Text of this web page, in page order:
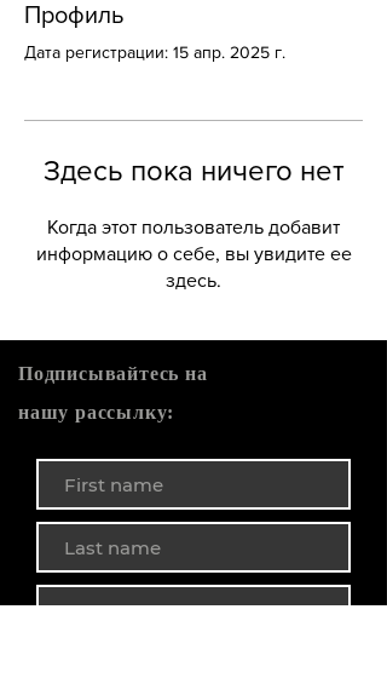
Профиль
Дата регистрации: 15 апр. 2025 г.
Здесь пока ничего нет
Когда этот пользователь добавит
информацию о себе, вы увидите ее
здесь.
Подписывайтесь на
нашу рассылку: